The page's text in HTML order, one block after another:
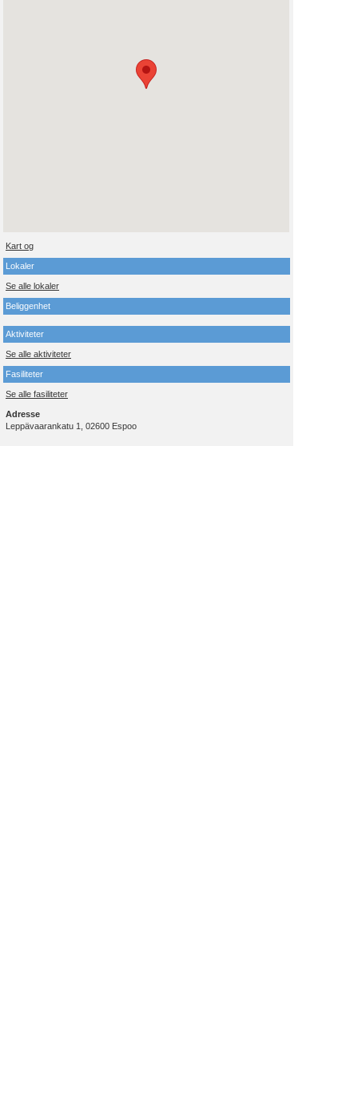
Kart og
Lokaler
Se alle lokaler
Beliggenhet
Aktiviteter
Se alle aktiviteter
Fasiliteter
Se alle fasiliteter
Adresse
Leppävaarankatu 1, 02600 Espoo